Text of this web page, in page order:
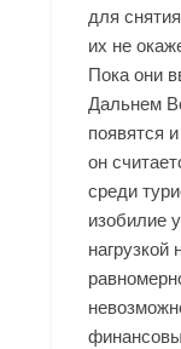
для
их не
Пока они
Дальнем
появятся
он
среди
изобилие
нагрузкой